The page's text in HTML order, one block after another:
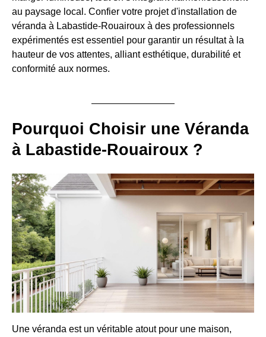
au paysage local. Confier votre projet d'installation de
véranda à Labastide-Rouairoux à des professionnels
expérimentés est essentiel pour garantir un résultat à la
hauteur de vos attentes, alliant esthétique, durabilité et
conformité aux normes.
Pourquoi Choisir une Véranda
à Labastide-Rouairoux ?
Une véranda est un véritable atout pour une maison,